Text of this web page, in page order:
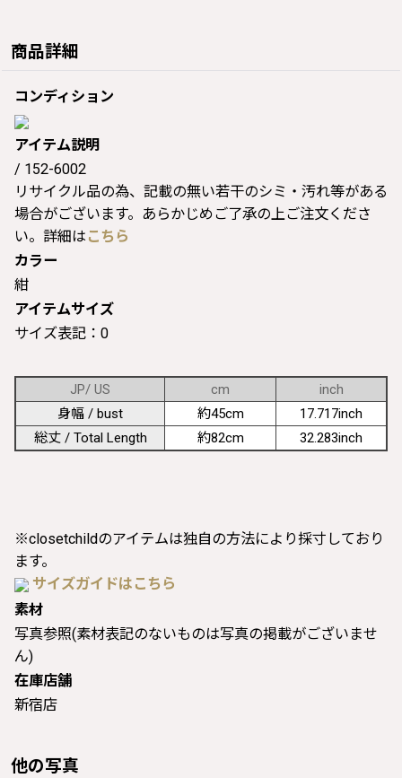
商品詳細
コンディション
アイテム説明
/ 152-6002
リサイクル品の為、記載の無い若干のシミ・汚れ等がある
場合がございます。あらかじめご了承の上ご注文くださ
い。詳細は こちら
カラー
紺
アイテムサイズ
サイズ表記：0
JP/ US cm
inch
身幅 / bust
約45cm
17.717inch
総丈 / Total Length
約82cm 32.283inch
※closetchildのアイテムは独自の方法により採寸しており
ます。
サイズガイドはこちら
素材
写真参照(素材表記のないものは写真の掲載がございませ
ん)
在庫店舗
新宿店
他の写真